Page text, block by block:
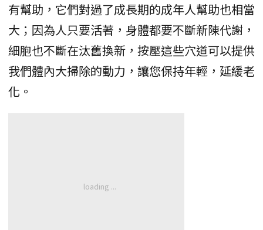
有幫助，它們對過了成長期的成年人幫助也相當
大；因為人只要活著，身體都要不斷新陳代謝，
細胞也不斷在汰舊換新，按壓這些穴道可以提供
我們體內大掃除的動力，讓您保持年輕，延緩老
化。